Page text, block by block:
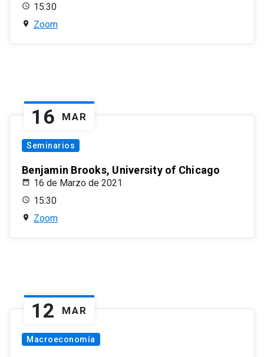
15:30
Zoom
16 MAR
Seminarios
Benjamin Brooks, University of Chicago
16 de Marzo de 2021
15:30
Zoom
12 MAR
Macroeconomía